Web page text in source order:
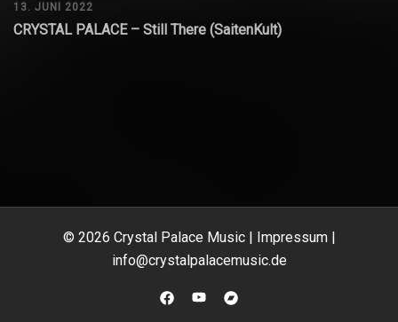
13. JUNI 2022
CRYSTAL PALACE – Still There (SaitenKult)
© 2026 Crystal Palace Music | Impressum|
info@crystalpalacemusic.de